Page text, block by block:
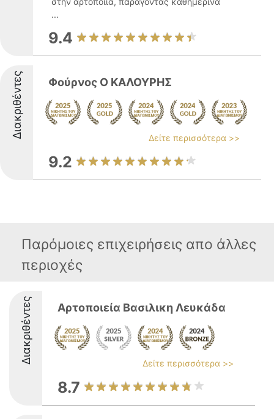
...
9.4
Διακριθέντες Φούρνος Ο ΚΑΛΟΥΡΗΣ
Δείτε περισσότερα >>
9.2
Παρόμοιες επιχειρήσεις απο άλλες
περιοχές
Διακριθέντες Αρτοποιεία Βασιλικη Λευκάδα
Δείτε περισσότερα >>
8.7